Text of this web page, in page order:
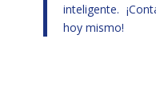
inteligente.
hoy mismo!